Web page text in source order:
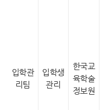
입학관
리팀
입학생
관리
한국교
육학술
정보원